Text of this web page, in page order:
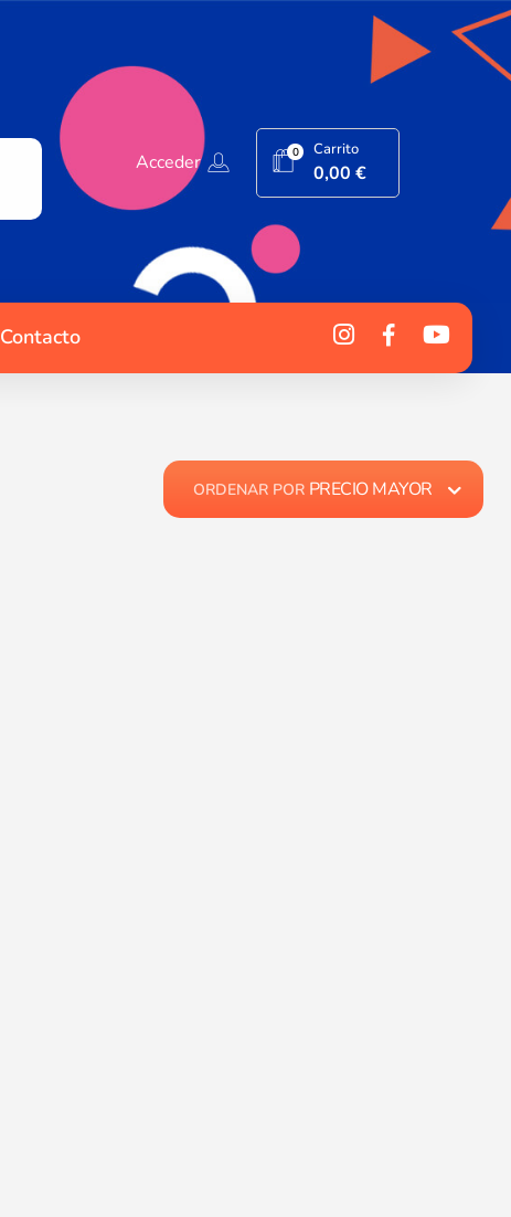
Acceder 0 Carrito
0,00€
Contacto
ORDENAR POR PRECIO MAYOR